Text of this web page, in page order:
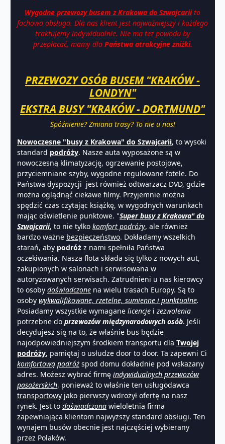
Wygodne przewozy busem z Krakowa do Szwajcariito
fachowa obsługa. Dla nas klient jest najważniejszy i każdego
traktujemy indywidualnie. Nie ma też powodu by
przepłacać, mamy dla Państwa atrakcyjne zniżki.
PRZEWOZY OSÓB BUSEM "KRAKÓW -
LONDYN"
EKSTRA BUSY "KRAKÓW - DORTMUND"
Spóźnienie? Zmiana trasy? To nie u nas!
Nowoczesne "busy z Krakowa" do Szwajcarii, to wysoki
standard podróży. Nasze auta wyposażone są w
nowoczesną klimatyzację, ogrzewanie postojowe,
przyciemniane szyby, wygodne regulowane fotele. Do
Państwa dyspozycji jest również odtwarzacz DVD, gdzie
można oglądnąć ciekawe filmy. Przyjemnie można
spędzić czas czytając książkę, w wygodnych warunkach
mając oświetlenie punktowe. "Super busy z Krakowa" do
Szwajcarii, to nie tylko komfort podróży, ale również
bardzo ważne bezpieczeństwo. Dokładamy wszelkich
starań, aby podróż z nami spełniła Państwa
oczekiwania. Nasza flota składa się tylko z nowych aut,
zakupionych w salonach i serwisowana w
autoryzowanych serwisach. Zatrudnieni u nas kierowcy
to osoby doświadczone na wielu trasach Europy. Są to
osoby wykwalifikowane, rzetelne, sumienne i punktualne.
Posiadamy wszystkie wymagane licencje i zezwolenia
potrzebne do przewozów międzynarodowych osób. Jeśli
decydujesz się na to, że właśnie bus będzie
najodpowiedniejszym środkiem transportu dla Twojej
podróży, pamiętaj o usłudze door to door. Ta zapewni Ci
komfortową podróż spod domu dokładnie pod wskazany
adres. Możesz wybrać firmę indywidualnych przewozów
pasażerskich, ponieważ to właśnie ten usługodawca
transportowy jako pierwszy wdrożył ofertę na nasz
rynek. Jest to doświadczona wieloletnia firma
zapewniająca klientom najwyższy standard obsługi. Ten
wynajem busów obecnie jest najczęściej wybierany
przez Polaków.